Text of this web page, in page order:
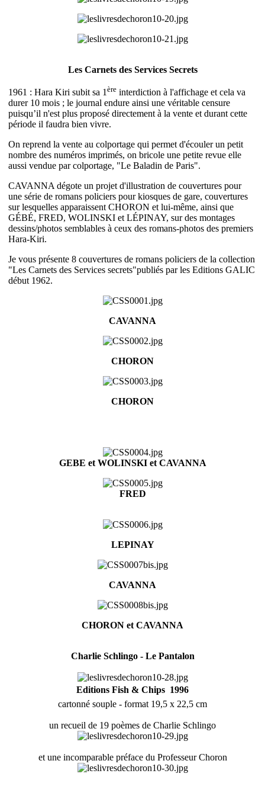
Les Carnets des Services Secrets
1961 : Hara Kiri subit sa 1 ère interdiction à l'affichage et cela va
durer 10 mois ; le journal endure ainsi une véritable censure
puisqu’il n'est plus proposé directement à la vente et durant cette
période il faudra bien vivre.
On reprend la vente au colportage qui permet d'écouler un petit
nombre des numéros imprimés, on bricole une petite revue elle
aussi vendue par colportage, "Le Baladin de Paris".
CAVANNA dégote un projet d'illustration de couvertures pour
une série de romans policiers pour kiosques de gare, couvertures
sur lesquelles apparaissent CHORON et lui-même, ainsi que
GÉBÉ, FRED, WOLINSKI et LÉPINAY, sur des montages
dessins/photos semblables à ceux des romans-photos des premiers
Hara-Kiri.
Je vous présente 8 couvertures de romans policiers de la collection
"Les Carnets des Services secrets"publiés par les Editions GALIC
début 1962.
CAVANNA
CHORON
CHORON
GEBE et WOLINSKI et CAVANNA
FRED
LEPINAY
CAVANNA
CHORON et CAVANNA
Charlie Schlingo - Le Pantalon
Editions Fish & Chips  1996
cartonné souple - format 19,5 x 22,5 cm
un recueil de 19 poèmes de Charlie Schlingo
et une incomparable préface du Professeur Choron